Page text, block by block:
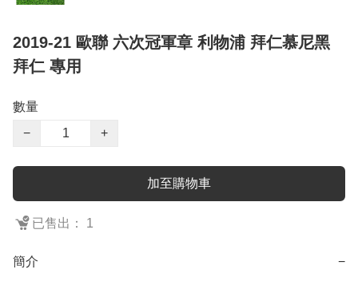
2019-21 歐聯 六次冠軍章 利物浦 拜仁慕尼黑
拜仁 專用
數量
−
+
加至購物車
已售出： 1
簡介 −